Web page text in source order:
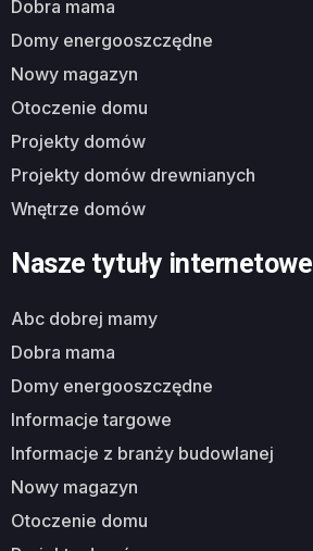
dobra mama
domy energooszczędne
nowy magazyn
otoczenie domu
projekty domów
projekty domów drewnianych
wnętrze domów
Nasze tytuły internetowe
abc dobrej mamy
dobra mama
domy energooszczędne
informacje targowe
informacje z branży budowlanej
nowy magazyn
otoczenie domu